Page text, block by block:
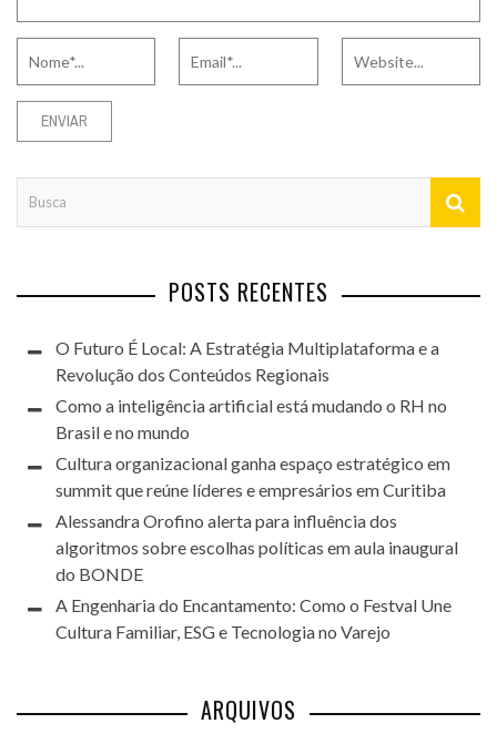
POSTS RECENTES
O Futuro É Local: A Estratégia Multiplataforma e a
Revolução dos Conteúdos Regionais
Como a inteligência artificial está mudando o RH no
Brasil e no mundo
Cultura organizacional ganha espaço estratégico em
summit que reúne líderes e empresários em Curitiba
Alessandra Orofino alerta para influência dos
algoritmos sobre escolhas políticas em aula inaugural
do BONDE
A Engenharia do Encantamento: Como o Festval Une
Cultura Familiar, ESG e Tecnologia no Varejo
ARQUIVOS